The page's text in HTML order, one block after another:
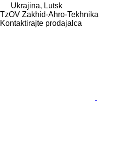
Ukrajina, Lutsk
TzOV Zakhid-Ahro-Tekhnika
Kontaktirajte prodajalca